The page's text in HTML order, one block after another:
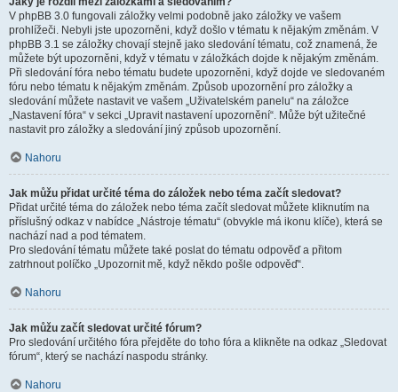
V phpBB 3.0 fungovali záložky velmi podobně jako záložky ve vašem
prohlížeči. Nebyli jste upozorněni, když došlo v tématu k nějakým změnám. V
phpBB 3.1 se záložky chovají stejně jako sledování tématu, což znamená, že
můžete být upozorněni, když v tématu v záložkách dojde k nějakým změnám.
Při sledování fóra nebo tématu budete upozorněni, když dojde ve sledovaném
fóru nebo tématu k nějakým změnám. Způsob upozornění pro záložky a
sledování můžete nastavit ve vašem „Uživatelském panelu“ na záložce
„Nastavení fóra“ v sekci „Upravit nastavení upozornění“. Může být užitečné
nastavit pro záložky a sledování jiný způsob upozornění.
Nahoru
Jak můžu přidat určité téma do záložek nebo téma začít sledovat?
Přidat určité téma do záložek nebo téma začít sledovat můžete kliknutím na
příslušný odkaz v nabídce „Nástroje tématu“ (obvykle má ikonu klíče), která se
nachází nad a pod tématem.
Pro sledování tématu můžete také poslat do tématu odpověď a přitom
zatrhnout políčko „Upozornit mě, když někdo pošle odpověď“.
Nahoru
Jak můžu začít sledovat určité fórum?
Pro sledování určitého fóra přejděte do toho fóra a klikněte na odkaz „Sledovat
fórum“, který se nachází naspodu stránky.
Nahoru